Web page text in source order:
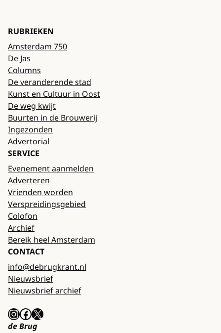
RUBRIEKEN
Amsterdam 750
De Jas
Columns
De veranderende stad
Kunst en Cultuur in Oost
De weg kwijt
Buurten in de Brouwerij
Ingezonden
Advertorial
SERVICE
Evenement aanmelden
Adverteren
Vrienden worden
Verspreidingsgebied
Colofon
Archief
Bereik heel Amsterdam
CONTACT
info@debrugkrant.nl
Nieuwsbrief
Nieuwsbrief archief
InstagramFacebook X
de Brug